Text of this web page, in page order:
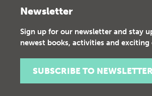
Newsletter
Sign up for our newsletter and stay
newest books, activities and exciting
SUBSCRIBE TO NEWSLETTER